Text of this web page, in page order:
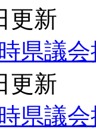
更新
県議
更新
県議